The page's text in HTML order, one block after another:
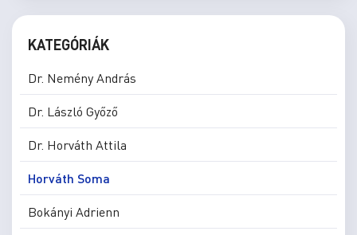
KATEGÓRIÁK
Dr. Nemény András
Dr. László Győző
Dr. Horváth Attila
Horváth Soma
Bokányi Adrienn